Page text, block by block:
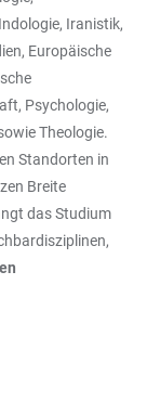
Iranistik,
Europäische
Psychologie,
Theologie.
Standorten in
Breite
das Studium